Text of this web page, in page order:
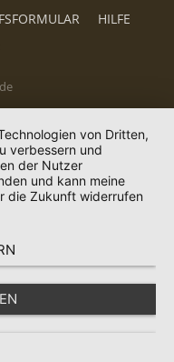
HILFE
von Dritten,
verbessern und
der Nutzer
und kann meine
die Zukunft widerrufen